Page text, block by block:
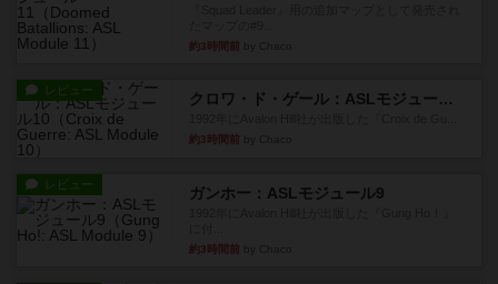
約3時間前
レビュー
クロワ・ド・ゲール：ASLモジュール10
約3時間前
レビュー ガンホー：ASLモジュール9
約3時間前